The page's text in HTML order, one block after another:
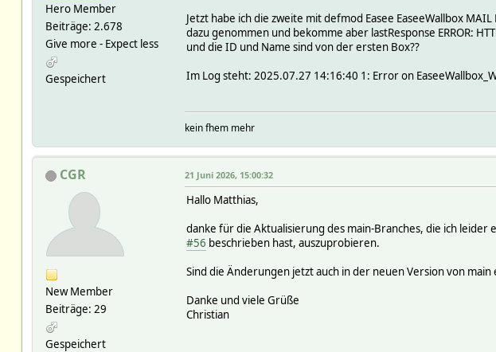
Hero Member
Beiträge: 2.678
Give more - Expect less
Gespeichert
Jetzt habe ich die zweite mit defmod Easee EaseeWallbox MAIL
dazu genommen und bekomme aber lastResponse ERROR:
und die ID und Name sind von der ersten Box??
Im Log steht: 2025.07.27 14:16:40 1: Error on
kein fhem mehr
CGR
New Member
Beiträge: 29
Gespeichert
21 Juni 2026, 15:00:32
Hallo Matthias,
danke für die Aktualisierung des main-Branches, die ich
#56 beschrieben hast, auszuprobieren.
Sind die Änderungen jetzt auch in der neuen Version von
Danke und viele Grüße
Christian